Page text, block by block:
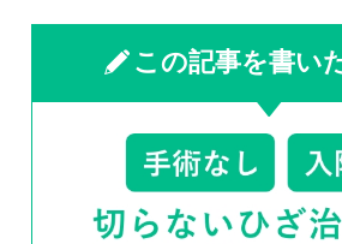
この記事を書い